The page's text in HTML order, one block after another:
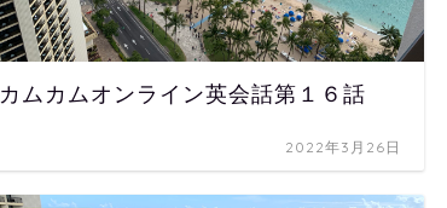
カムカムオンライン英会話第１６話
2022年3月26日